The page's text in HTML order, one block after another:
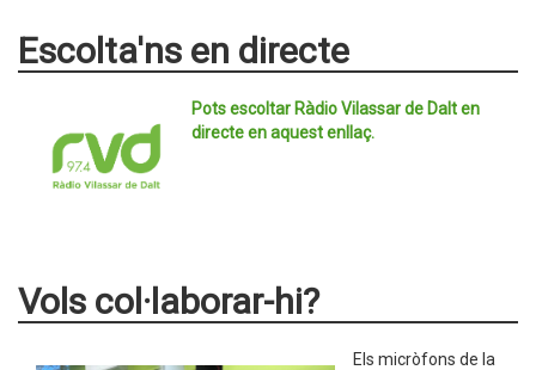
Escolta'ns en directe
Pots escoltar Ràdio Vilassar de Dalt en
directe en aquest enllaç.
Vols col·laborar-hi?
Els micròfons de la